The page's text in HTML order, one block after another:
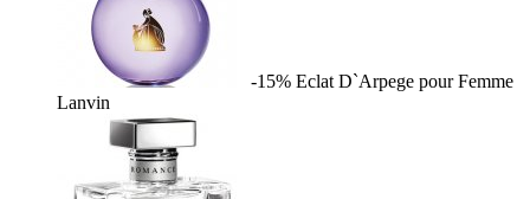
-15% Eclat D`Arpege pour Femme
Lanvin